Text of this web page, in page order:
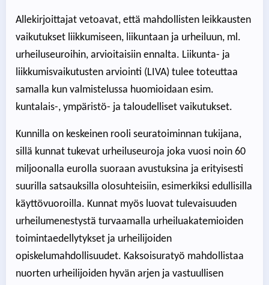
Allekirjoittajat vetoavat, että mahdollisten leikkausten
vaikutukset liikkumiseen, liikuntaan ja urheiluun, ml.
urheiluseuroihin, arvioitaisiin ennalta. Liikunta- ja
liikkumisvaikutusten arviointi (LIVA) tulee toteuttaa
samalla kun valmistelussa huomioidaan esim.
kuntalais-, ympäristö- ja taloudelliset vaikutukset.
Kunnilla on keskeinen rooli seuratoiminnan tukijana,
sillä kunnat tukevat urheiluseuroja joka vuosi noin 60
miljoonalla eurolla suoraan avustuksina ja erityisesti
suurilla satsauksilla olosuhteisiin, esimerkiksi edullisilla
käyttövuoroilla. Kunnat myös luovat tulevaisuuden
urheilumenestystä turvaamalla urheiluakatemioiden
toimintaedellytykset ja urheilijoiden
opiskelumahdollisuudet. Kaksoisuratyö mahdollistaa
nuorten urheilijoiden hyvän arjen ja vastuullisen